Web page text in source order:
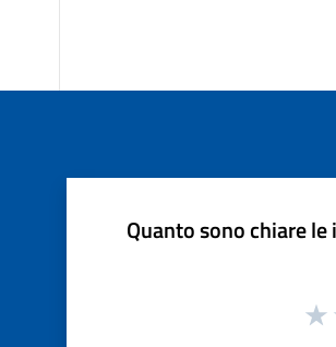
Quanto sono chiare